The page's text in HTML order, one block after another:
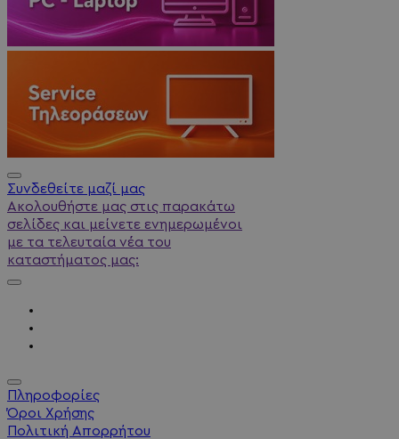
Συνδεθείτε μαζί μας
Ακολουθήστε μας στις παρακάτω
σελίδες και μείνετε ενημερωμένοι
με τα τελευταία νέα του
καταστήματος μας:
Πληροφορίες
Όροι Χρήσης
Πολιτική Απορρήτου